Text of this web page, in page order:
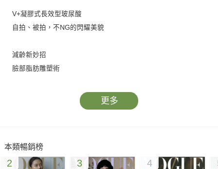
V+凝膠式長效型玻尿酸
自拍、被拍，不NG的閃耀美貌
減齡新妙招
臉部脂肪雕塑術
秋季完美身材LOOK
韓式無痕隆乳
更多
本類暢銷榜
2 3 4